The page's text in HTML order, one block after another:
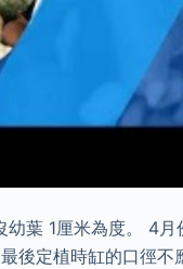
葉 1厘米為度。 4
後定植時缸的口徑